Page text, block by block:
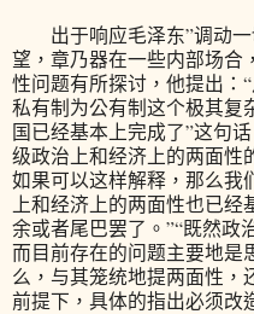
出于响应毛泽东”调动一
望，章乃器在一些内部场合
性问题有所探讨，他提出：
私有制为公有制这个极其复
国已经基本上完成了”这句
级政治上和经济上的两面性
如果可以这样解释，那么我
上和经济上的两面性也已
余或者尾巴罢了。”“既然政
而目前存在的问题主要地是
么，与其笼统地提两面性，
前提下，具体的指出必须改